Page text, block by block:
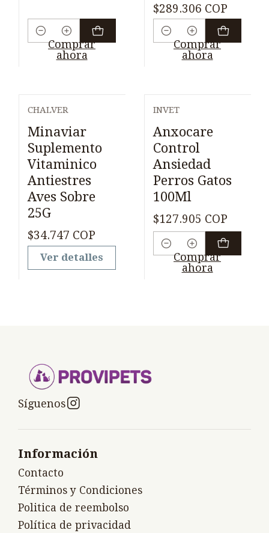
Cantidad
Comprar
ahora
$289.306 COP
Cantidad
Comprar
ahora
CHALVER
Minaviar
Suplemento
Vitaminico
Antiestres
Aves Sobre
25G
$34.747 COP
Ver detalles
INVET
Anxocare
Control
Ansiedad
Perros Gatos
100Ml
$127.905 COP
Cantidad
Comprar
ahora
Síguenos
Información
Contacto
Términos y Condiciones
Politica de reembolso
Política de privacidad